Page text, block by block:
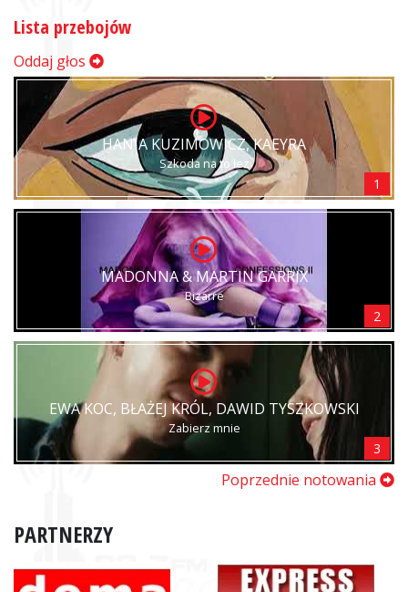
Lista przebojów
Oddaj głos
HANIA KUZIMOWICZ, KAEYRA
Szkoda na to łez
1
MADONNA & MARTIN GARRIX
Bizarre
2
EWA KOC, BŁAŻEJ KRÓL, DAWID TYSZKOWSKI
Zabierz mnie
3
Poprzednie notowania
PARTNERZY